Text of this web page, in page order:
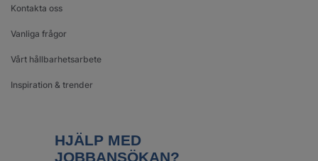
Kontakta oss
Vanliga frågor
Vårt hållbarhetsarbete
Inspiration & trender